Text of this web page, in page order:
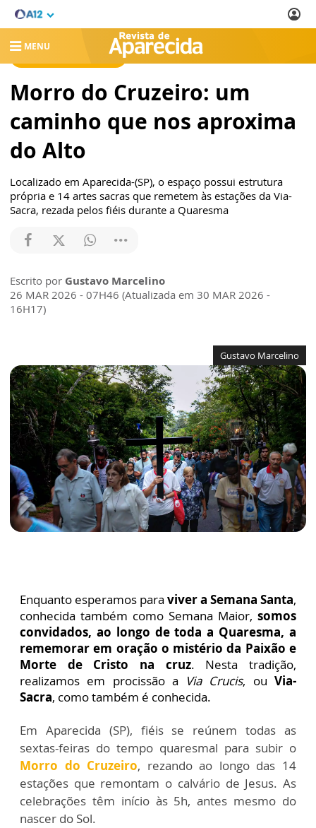
MENU
REVISTA DE APARECIDA
Morro do Cruzeiro: um
caminho que nos aproxima
do Alto
Localizado em Aparecida-(SP), o espaço possui estrutura
própria e 14 artes sacras que remetem às estações da Via-
Sacra, rezada pelos fiéis durante a Quaresma
Escrito por Gustavo Marcelino
26 MAR 2026 - 07H46 (Atualizada em 30 MAR 2026 -
16H17)
Gustavo Marcelino
Enquanto esperamos para viver a Semana Santa,
conhecida também como Semana Maior, somos
convidados, ao longo de toda a Quaresma, a
rememorar em oração o mistério da Paixão e
Morte de Cristo na cruz. Nesta tradição,
realizamos em procissão a
Via Crucis, ouVia-
Sacra, como também é conhecida.
Em Aparecida (SP), fiéis se reúnem todas as
sextas-feiras do tempo quaresmal para subir o
Morro do Cruzeiro, rezando ao longo das 14
estações que remontam o calvário de Jesus. As
celebrações têm início às 5h, antes mesmo do
nascer do Sol.